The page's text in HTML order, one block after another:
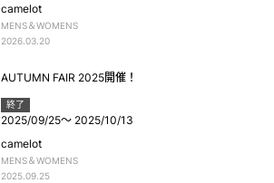
camelot
MENS＆WOMENS
2026.03.20
AUTUMN FAIR 2025開催！
終了
2025/09/25～ 2025/10/13
camelot
MENS＆WOMENS
2025.09.25